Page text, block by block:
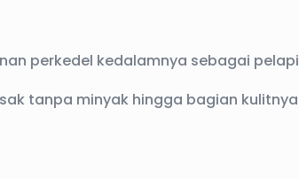
perkedel kedalamnya sebagai
tanpa minyak hingga bagian kulitnya